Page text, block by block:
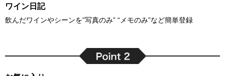
ワイン日記
飲んだワインやシーンを”写真のみ” “メモのみ”など簡単登録